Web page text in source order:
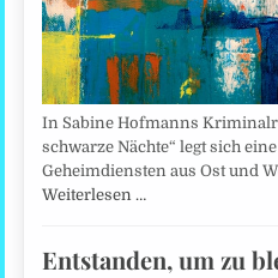
In Sabine Hofmanns
schwarze Nächte“ legt sich
Geheimdiensten aus Ost und
Weiterlesen …
Entstanden, um zu